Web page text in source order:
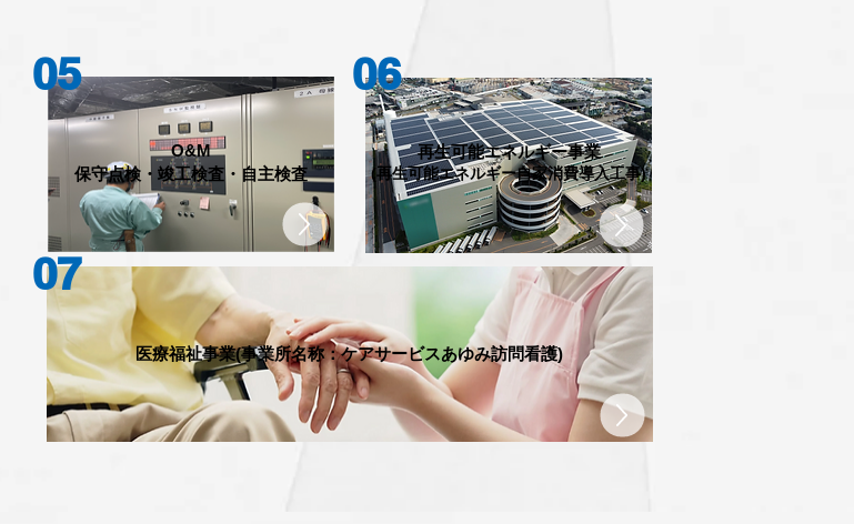
O&M
​保守点検・竣工検査・自主検査​
再生可能エネルギー事業
(再生可能エネルギー自家消費導入工事)​​
医療福祉事業(事業所名称：ケアサービスあゆみ訪問看護)
05 06
07